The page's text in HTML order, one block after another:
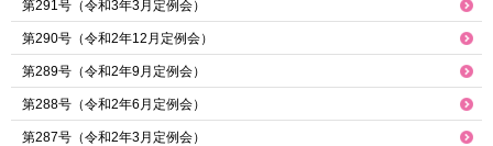
第291号（令和3年3月定例会）
第290号（令和2年12月定例会）
第289号（令和2年9月定例会）
第288号（令和2年6月定例会）
第287号（令和2年3月定例会）